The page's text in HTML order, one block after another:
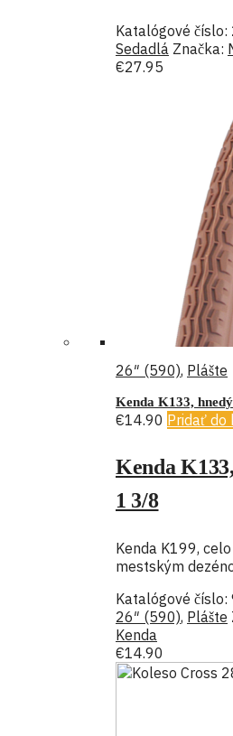
Katalógové číslo:
Sedadlá Značka:
€27.95
26″ (590), Plášte
Kenda K133,
€14.90 Pridať do
Kenda
1 3/8
Kenda K199,
mestským
Katalógové číslo:
26″ (590), Plášte
Kenda
€14.90